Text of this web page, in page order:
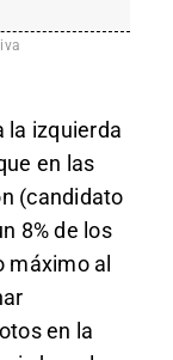
la izquierda
en las
(candidato
8% de los
máximo al
en la